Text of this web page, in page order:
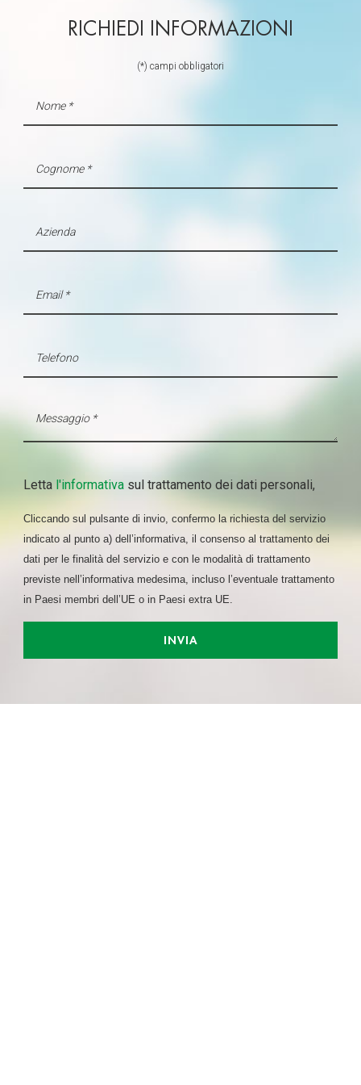
annunci, per fornire funzionalità dei social media e per
informazioni sul modo in cui utilizza il nostro sito con i
nostri partner che si occupano di analisi dei dati web,
raccolto dal suo utilizzo dei loro servizi.
RICHIEDI INFORMAZIONI
(*) campi obbligatori
Letta l'informativasul trattamento dei dati personali,
Cliccando sul pulsante di invio, confermo la richiesta del servizio
indicato al punto a) dell’informativa, il consenso al trattamento dei
dati per le finalità del servizio e con le modalità di trattamento
previste nell’informativa medesima, incluso l’eventuale trattamento
in Paesi membri dell’UE o in Paesi extra UE.
INVIA